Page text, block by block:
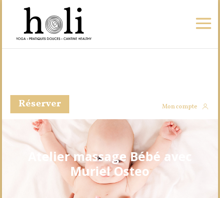
Réserver Mon compte
Atelier massage Bébé avec
Muriel Osteo